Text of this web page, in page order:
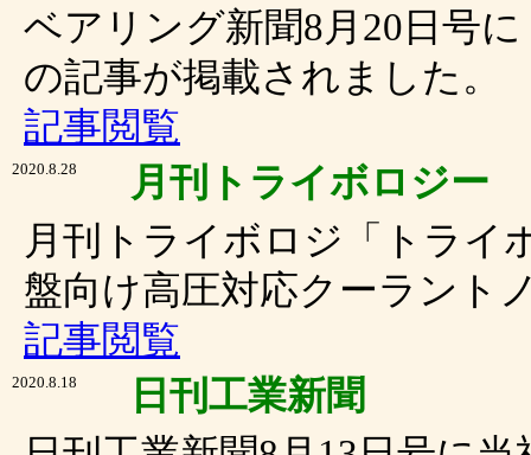
ベアリング新聞8月20日号
の記事が掲載されました。
記事閲覧
2020.8.28
月刊トライボロジー
月刊トライボロジ「トライ
盤向け高圧対応クーラント
記事閲覧
2020.8.18
日刊工業新聞